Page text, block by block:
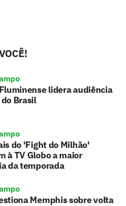
lidera audiência
Brasil
do 'Fight do Milhão'
à TV Globo a maior
da temporada
Memphis sobre volta